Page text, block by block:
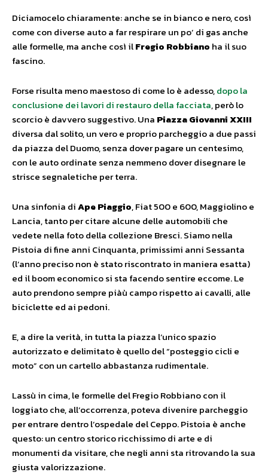
Diciamocelo chiaramente: anche se in bianco e nero, così
come con diverse auto a far respirare un po’ di gas anche
alle formelle, ma anche così ilFregio Robbiano ha il suo
fascino.
Forse risulta meno maestoso di come lo è adesso,dopo la
conclusione dei lavori di restauro della facciata, però lo
scorcio è davvero suggestivo. Una Piazza Giovanni XXIII
diversa dal solito, un vero e proprio parcheggio a due passi
da piazza del Duomo, senza dover pagare un centesimo,
con le auto ordinate senza nemmeno dover disegnare le
strisce segnaletiche per terra.
Una sinfonia diApe Piaggio, Fiat 500 e 600, Maggiolino e
Lancia, tanto per citare alcune delle automobili che
vedete nella foto della collezione Bresci. Siamo nella
Pistoia di fine anni Cinquanta, primissimi anni Sessanta
(l’anno preciso non è stato riscontrato in maniera esatta)
ed il boom economico si sta facendo sentire eccome. Le
auto prendono sempre piàù campo rispetto ai cavalli, alle
biciclette ed ai pedoni.
E, a dire la verità, in tutta la piazza l’unico spazio
autorizzato e delimitato è quello del “posteggio cicli e
moto” con un cartello abbastanza rudimentale.
Lassù in cima, le formelle del Fregio Robbiano con il
loggiato che, all’occorrenza, poteva divenire parcheggio
per entrare dentro l’ospedale del Ceppo. Pistoia è anche
questo: un centro storico ricchissimo di arte e di
monumenti da visitare, che negli anni sta ritrovando la sua
giusta valorizzazione.